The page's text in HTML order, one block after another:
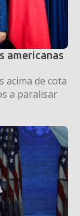
americanas
acima de cota
a paralisar